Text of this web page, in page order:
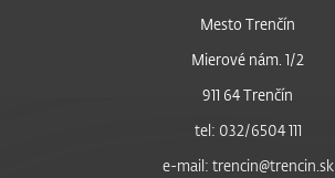
Mesto Trenčín
Mierové nám. 1/2
911 64 Trenčín
tel: 032/6504 111
e-mail: trencin@trencin.sk